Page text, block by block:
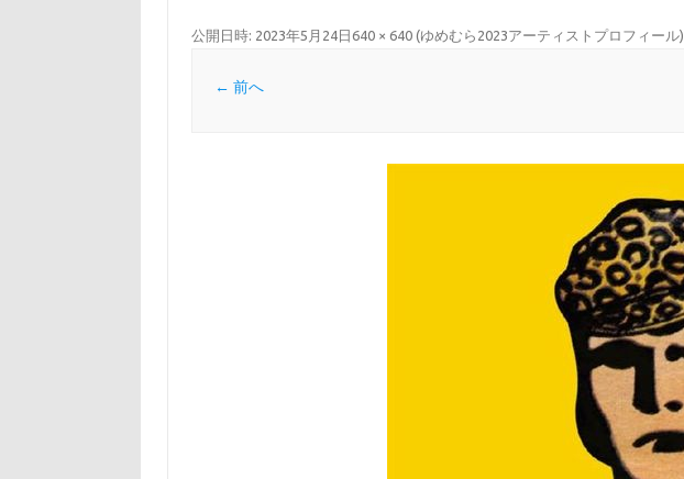
公開日時: 2023年5月24日 640 × 640(ゆめむら2023アーティストプロフィール)
← 前へ